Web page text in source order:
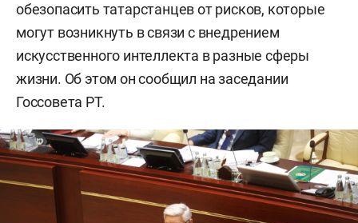
обезопасить татарстанцев от рисков, которые
могут возникнуть в связи с внедрением
искусственного интеллекта в разные сферы
жизни. Об этом он сообщил на заседании
Госсовета РТ.